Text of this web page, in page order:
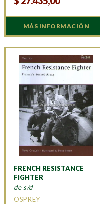
MÁS INFORMACIÓN
FRENCH RESISTANCE
FIGHTER
de s/d
OSPREY